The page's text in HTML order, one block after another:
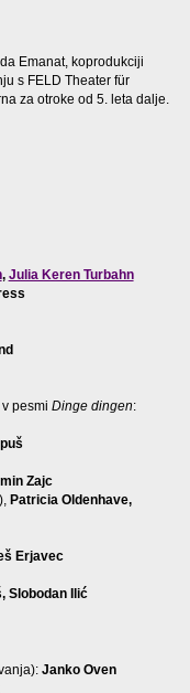
Emanat, koprodukciji
s FELD Theater für
za otroke od 5. leta dalje.
, Julia Keren Turbahn
pesmi Dinge dingen:
Zajc
Patricia Oldenhave,
Erjavec
Slobodan Ilić
Janko Oven